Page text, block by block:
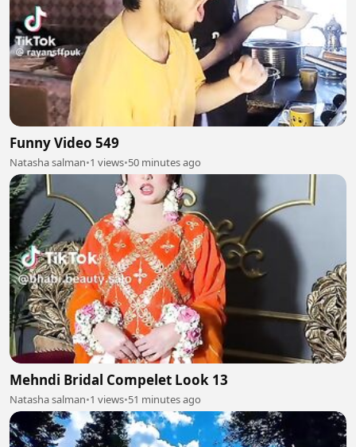
Funny Video 549
Natasha salman•1 views•50 minutes ago
Mehndi Bridal Compelet Look 13
Natasha salman•1 views•51 minutes ago